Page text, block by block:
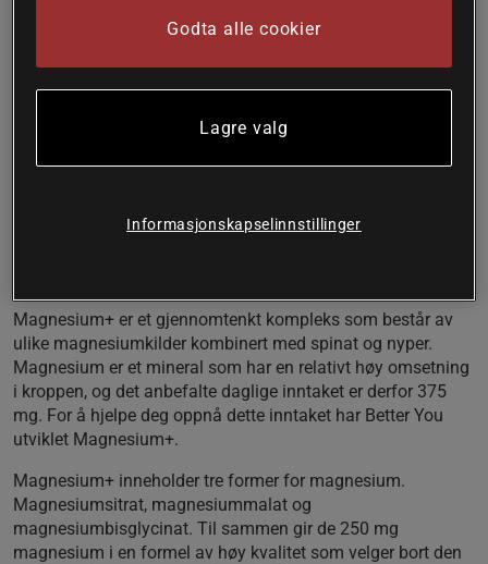
sistnevnte gir 20 mg naturlig C-vitamin per kapsel.
funksjoner, blant annet til å redusere tretthet og
Magnesium bidrar til redusert tretthet, normal
Magnesium+ er et gjennomtenkt kompleks som består av
ulike magnesiumkilder kombinert med spinat og nyper.
Magnesium er et mineral som har en relativt høy omsetning
i kroppen, og det anbefalte daglige inntaket er derfor 375
mg. For å hjelpe deg oppnå dette inntaket har Better You
utviklet Magnesium+.
Magnesium+ inneholder tre former for magnesium.
Magnesiumsitrat, magnesiummalat og
magnesiumbisglycinat. Til sammen gir de 250 mg
magnesium i en formel av høy kvalitet som velger bort den
Godta alle cookier
Lagre valg
Informasjonskapselinnstillinger